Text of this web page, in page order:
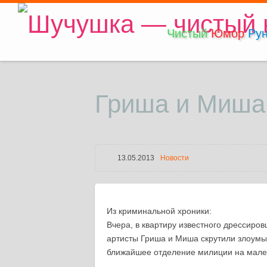
Чистый Юмор
Гриша и Миша
13.05.2013 Новости
Из криминальной хроники:
Вчера, в квартиру известного
артисты Гриша и Миша скрутили
ближайшее отделение милиции на